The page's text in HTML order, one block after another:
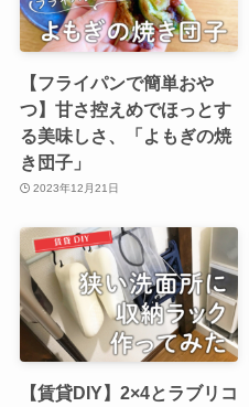
【フライパンで簡単おや
つ】甘さ控えめでほっとす
る美味しさ、「よもぎの焼
き団子」
2023年12月21日
【賃貸DIY】2×4とラブリコ